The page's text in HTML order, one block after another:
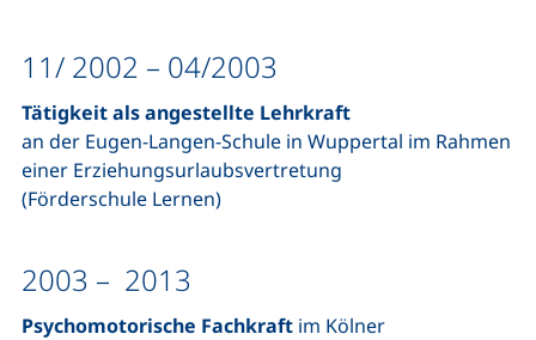
11/ 2002 – 04/2003
Tätigkeit als angestellte Lehrkraft
an der Eugen-Langen-Schule in Wuppertal im Rahmen
einer Erziehungsurlaubsvertretung
(Förderschule Lernen)
2003 – 2013
Psychomotorische Fachkraft im Kölner